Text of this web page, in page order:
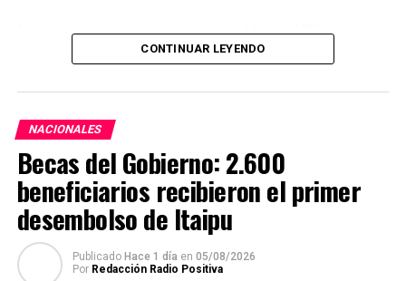
Taiwán; 13 del Fondo de Cooperación y Desarrollo
Development Fund) de la República de China (Taiwán
(ICDF); 10 Huayu para estudio del idioma mandarín y 2
becas de Maestría en Ciencias Policiales, con los que
totalizan 76 becas.
Expresó que cada uno de los becarios seguirá un camino
diferente, pero todos tendrán la oportunidad de
conocer Taiwán, recibir buena educación de alta calidad
y vivir una experiencia que transformará sus vidas.
CONTINUAR LEYENDO
NACIONALES
Becas del Gobierno: 2.600
beneficiarios recibieron el primer
desembolso de Itaipu
Publicado Hace 1 día en 05/08/2026
Por Redacción Radio Positiva